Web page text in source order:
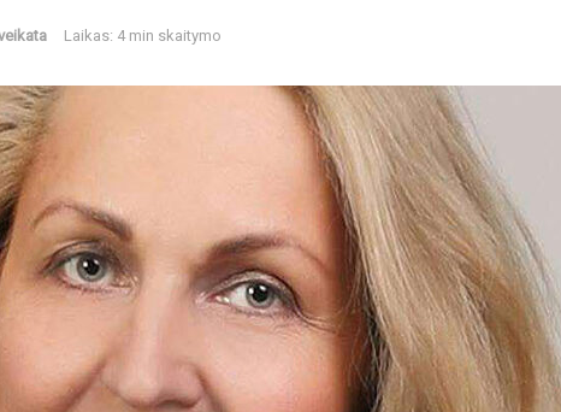
Laikas: 4 min skaitymo